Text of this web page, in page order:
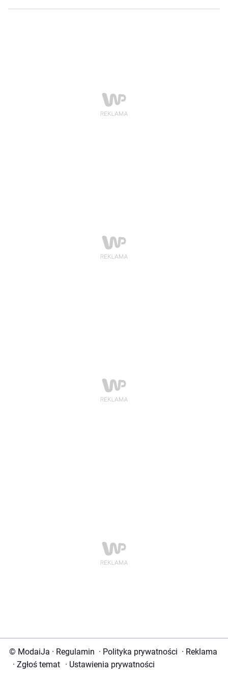
© ModaiJa · Regulamin · Polityka prywatności · Reklama
· Zgłoś temat · Ustawienia prywatności